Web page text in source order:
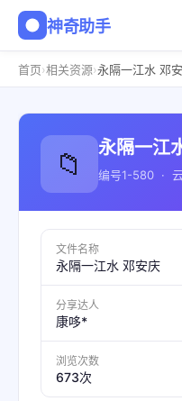
神奇助手
首页›相关资源›永隔一江水 邓
📁 永隔一江
编号1-580 ·
文件名称
永隔一江水 邓安庆
分享达人
康哆*
浏览次数
673次